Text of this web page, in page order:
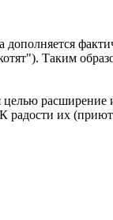
Таким
целью
их